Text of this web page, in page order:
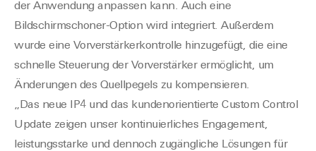
der Anwendung anpassen kann. Auch eine
Bildschirmschoner-Option wird integriert. Außerdem
wurde eine Vorverstärkerkontrolle hinzugefügt, die eine
schnelle Steuerung der Vorverstärker ermöglicht, um
Änderungen des Quellpegels zu kompensieren.
„Das neue IP4 und das kundenorientierte Custom Control
Update zeigen unser kontinuierliches Engagement,
leistungsstarke und dennoch zugängliche Lösungen für